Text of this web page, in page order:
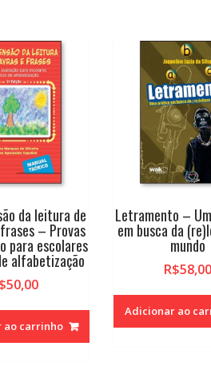
da leitura de
– Provas
para escolares
alfabetização
50,00
ao carrinho
Letramento –
em busca da
mundo
R$58,00
Adicionar ao